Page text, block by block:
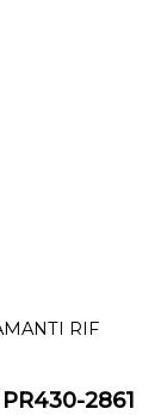
RIF
2861